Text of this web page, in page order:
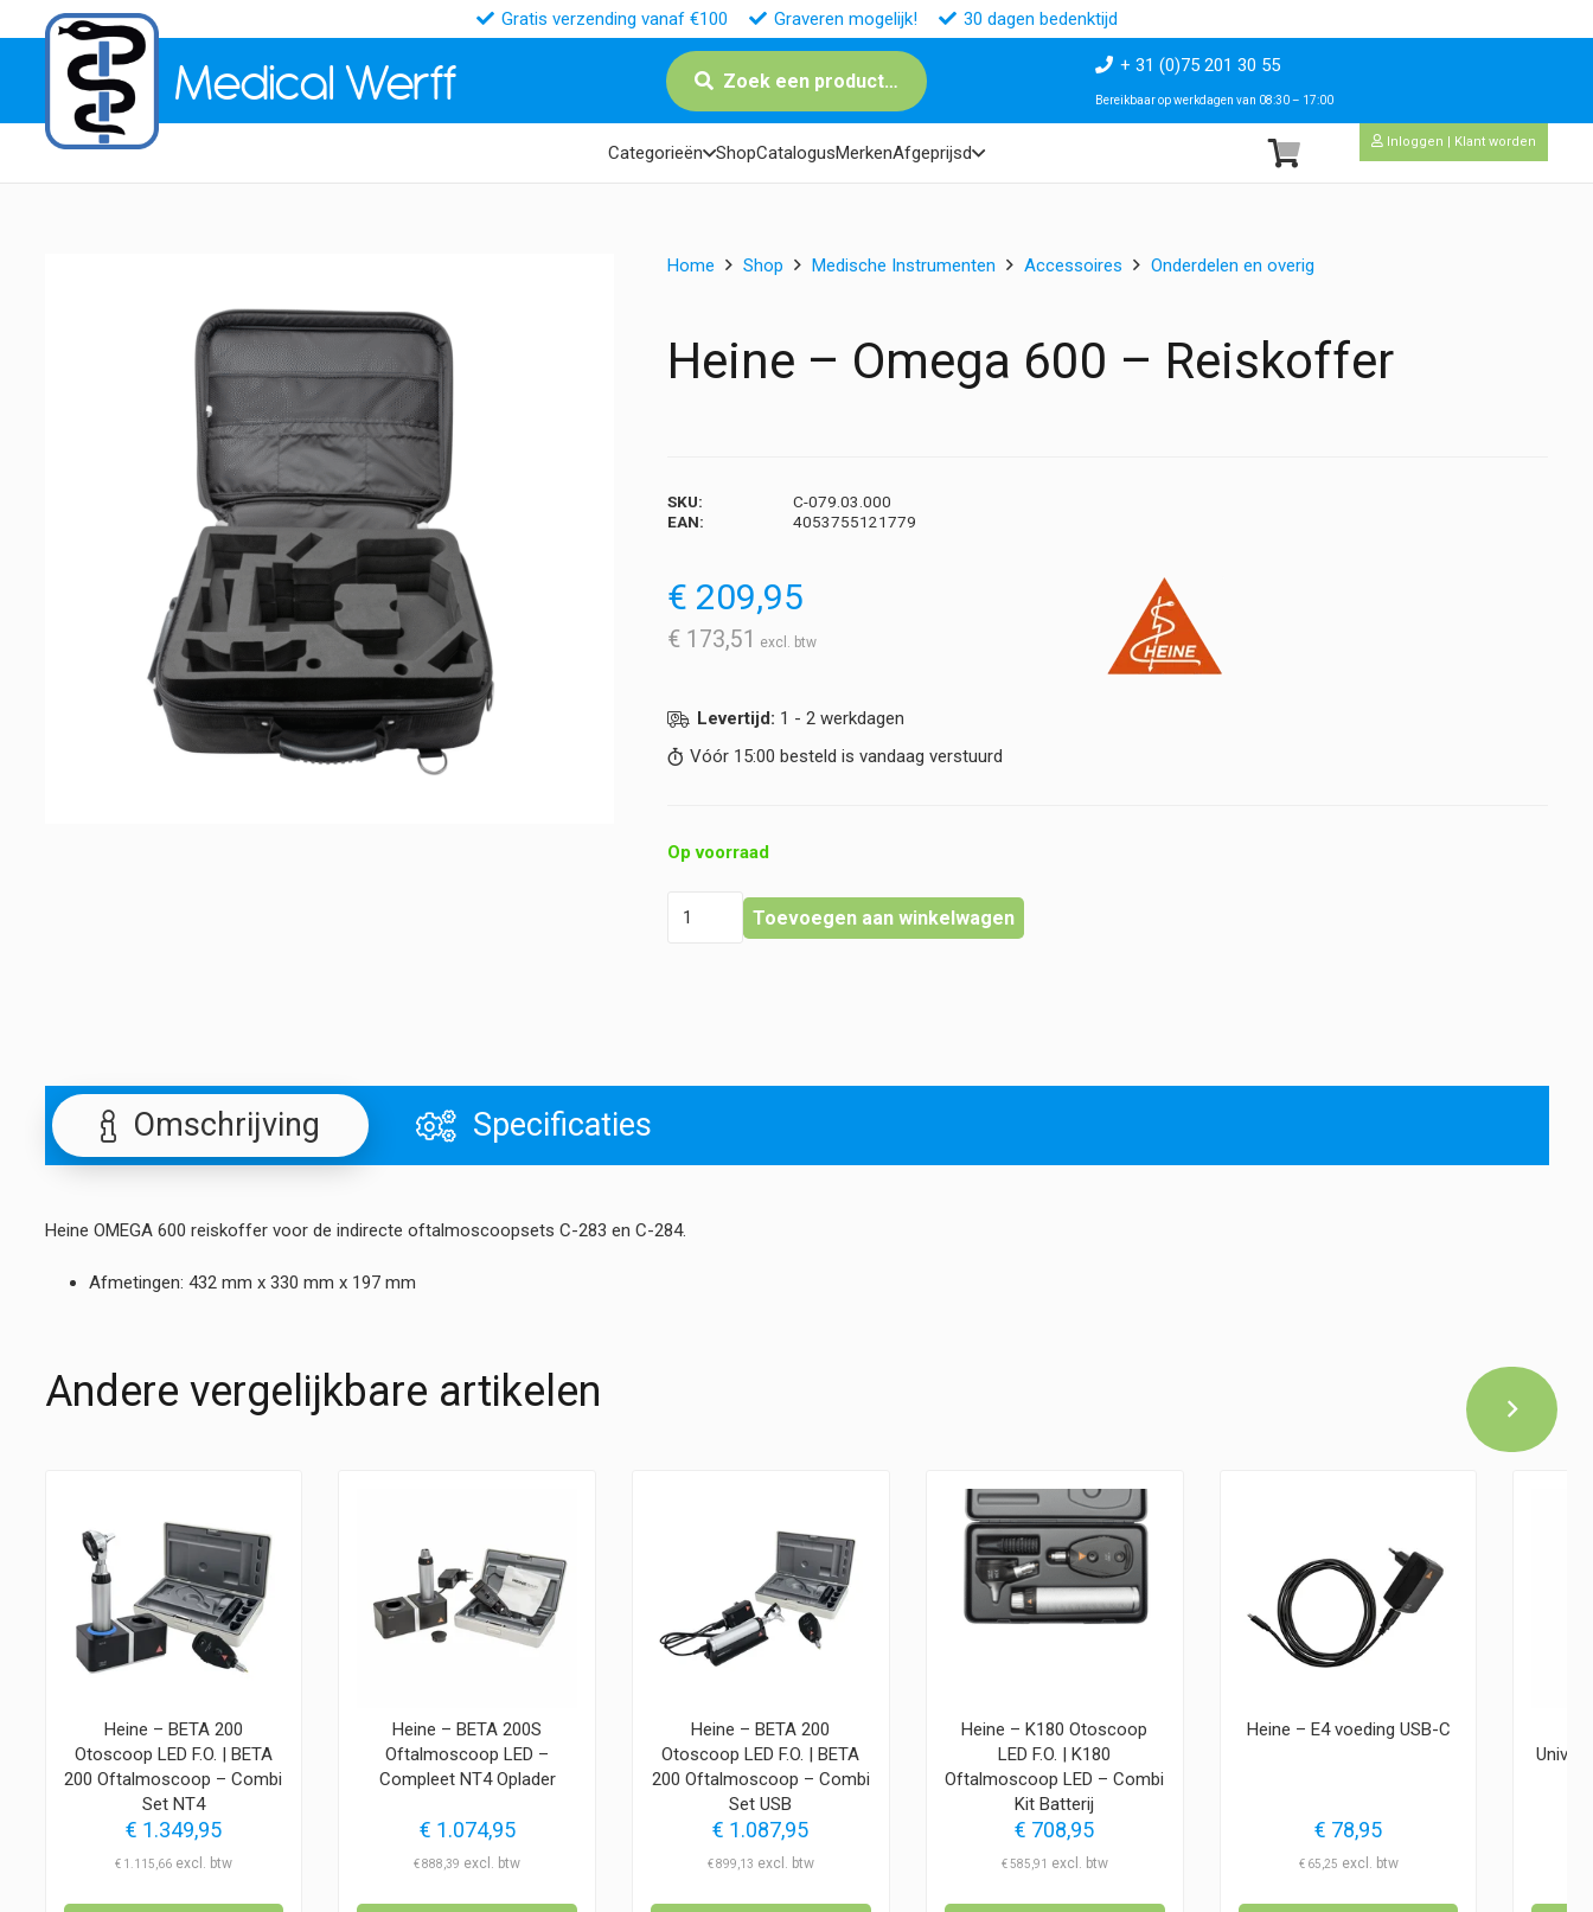
Gratis verzending vanaf €100 Graveren mogelijk! 30 dagen bedenktijd
MedicalWerff Zoek een product…
+ 31 (0)75 201 30 55
Bereikbaar op werkdagen van 08:30 – 17:00
Categorieën ShopCatalogusMerkenAfgeprijsd
Inloggen | Klant worden
Home Shop Medische Instrumenten Accessoires Onderdelen en overig
Heine – Omega 600 – Reiskoffer
SKU:
C-079.03.000
EAN:
4053755121779
€ 209,95
€ 173,51
Levertijd: 1 - 2 werkdagen
Vóór 15:00 besteld is vandaag verstuurd
Op voorraad
Toevoegen aan winkelwagen
Omschrijving Specificaties
Heine OMEGA 600 reiskoffer voor de indirecte oftalmoscoopsets C-283 en C-284.
Afmetingen: 432 mm x 330 mm x 197 mm
Andere vergelijkbare artikelen
Heine – BETA 200
Otoscoop LED F.O. | BETA
200 Oftalmoscoop – Combi
Set NT4
€ 1.349,95
€1.115,66
Heine – BETA 200S
Oftalmoscoop LED –
Compleet NT4 Oplader
€ 1.074,95
€888,39
Heine – BETA 200
Otoscoop LED F.O. | BETA
200 Oftalmoscoop – Combi
Set USB
€ 1.087,95
€899,13
Heine – K180 Otoscoop
LED F.O. | K180
Oftalmoscoop LED – Combi
Kit Batterij
€ 708,95
€585,91
Heine – E4 voeding USB-C
€ 78,95
€65,25